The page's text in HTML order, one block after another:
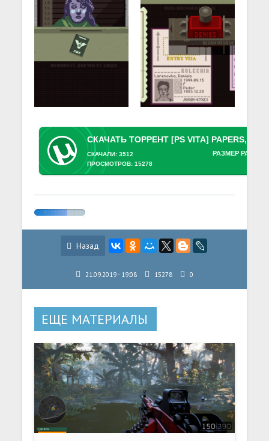
РАЗМЕР
СКАЧАЛИ: 3512
ПРОСМОТРОВ: 15278
Назад
21.09.2019 - 19:08 15278 0
ЕЩЕ МАТЕРИАЛЫ